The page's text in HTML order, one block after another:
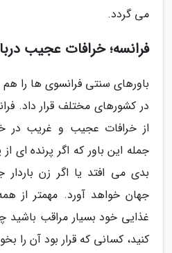
می گردد.
فرانسه؛ خرافات عجیب
باورهای سنتی فرانسوی ها را
در کشورهای مختلف قرار داد.
از خرافات عجیب و غریب در
جمله این باور که اگر پرنده ای
بدی می افتد یا اگر زن باردار
جهان خواهد آورد. مهمتر از
غذایی خود بسیار مراقب باشید
کنید، کسانی که قرار بود آن را